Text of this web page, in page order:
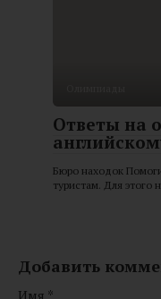
Ответы на
Бюро находок
туристам. Для
Добавить